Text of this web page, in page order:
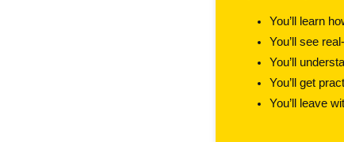
You’ll learn
You’ll see
You’ll
You’ll get
You’ll leave